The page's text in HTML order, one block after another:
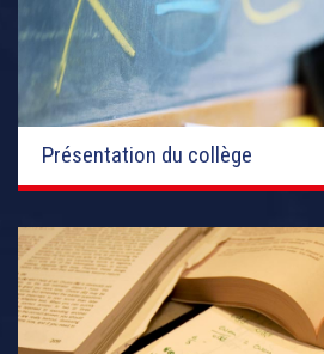
Présentation du collège